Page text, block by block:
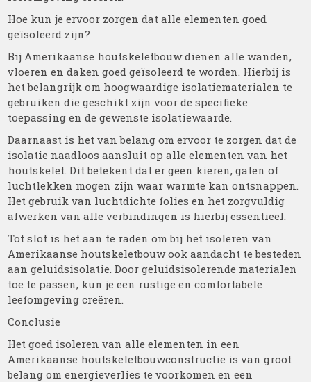
Hoe kun je ervoor zorgen dat alle elementen goed
geïsoleerd zijn?
Bij Amerikaanse houtskeletbouw dienen alle wanden,
vloeren en daken goed geïsoleerd te worden. Hierbij is
het belangrijk om hoogwaardige isolatiematerialen te
gebruiken die geschikt zijn voor de specifieke
toepassing en de gewenste isolatiewaarde.
Daarnaast is het van belang om ervoor te zorgen dat de
isolatie naadloos aansluit op alle elementen van het
houtskelet. Dit betekent dat er geen kieren, gaten of
luchtlekken mogen zijn waar warmte kan ontsnappen.
Het gebruik van luchtdichte folies en het zorgvuldig
afwerken van alle verbindingen is hierbij essentieel.
Tot slot is het aan te raden om bij het isoleren van
Amerikaanse houtskeletbouw ook aandacht te besteden
aan geluidsisolatie. Door geluidsisolerende materialen
toe te passen, kun je een rustige en comfortabele
leefomgeving creëren.
Conclusie
Het goed isoleren van alle elementen in een
Amerikaanse houtskeletbouwconstructie is van groot
belang om energieverlies te voorkomen en een